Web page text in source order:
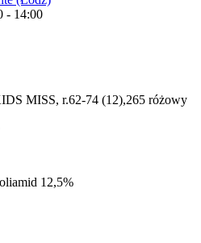
- 14:00
MISS, r.62-74 (12),265 różowy
12,5%